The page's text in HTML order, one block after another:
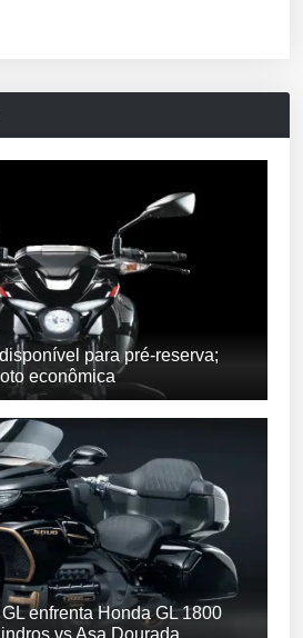
para pré-reserva;
econômica
enfrenta Honda GL 1800
vs Asa Dourada